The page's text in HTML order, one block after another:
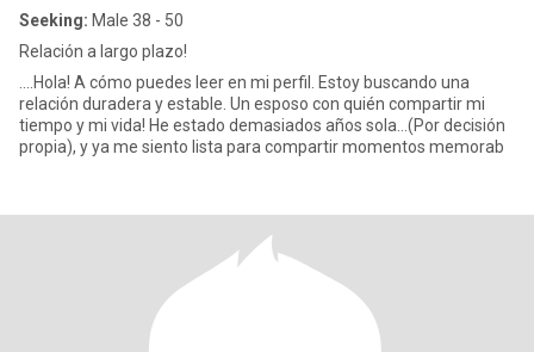
Seeking: Male 38 - 50
Relación a largo plazo!
....Hola! A cómo puedes leer en mi perfil. Estoy buscando una
relación duradera y estable. Un esposo con quién compartir mi
tiempo y mi vida! He estado demasiados años sola...(Por decisión
propia), y ya me siento lista para compartir momentos memorab